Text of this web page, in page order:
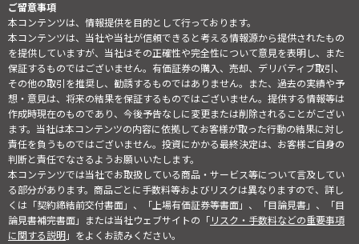
ご留意事項
本コンテンツは、情報提供を目的として行っております。
本コンテンツは、当社や当社が信頼できると考える情報源から提供されたもの
を提供していますが、当社はその正確性や完全性について意見を表明し、また
保証するものではございません。有価証券の購入、売却、デリバティブ取引、
その他の取引を推奨し、勧誘するものではありません。また、過去の実績や予
想・意見は、将来の結果を保証するものではございません。提供する情報等は
作成時現在のものであり、今後予告なしに変更または削除されることがござい
ます。当社は本コンテンツの内容に依拠してお客様が取った行動の結果に対し
責任を負うものではございません。投資にかかる最終決定は、お客様ご自身の
判断と責任でなさるようお願いいたします。
本コンテンツでは当社でお取扱している商品・サービス等について言及してい
る部分があります。商品ごとに手数料等およびリスクは異なりますので、詳し
くは「契約締結前交付書面」、「上場有価証券等書面」、「目論見書」、「目
論見書補完書面」または当社ウェブサイトの「リスク・手数料などの重要事項
に関する説明」をよくお読みください。